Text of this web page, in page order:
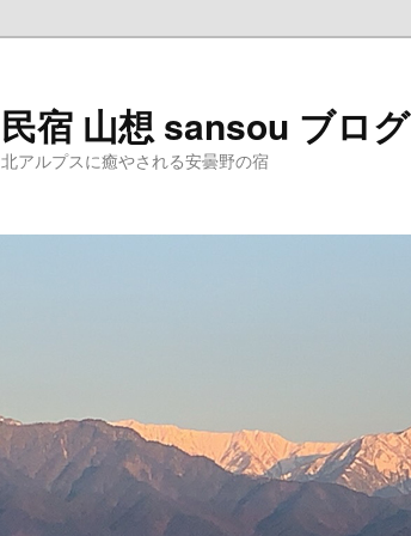
民宿 山想 sansou ブログ
北アルプスに癒やされる安曇野の宿